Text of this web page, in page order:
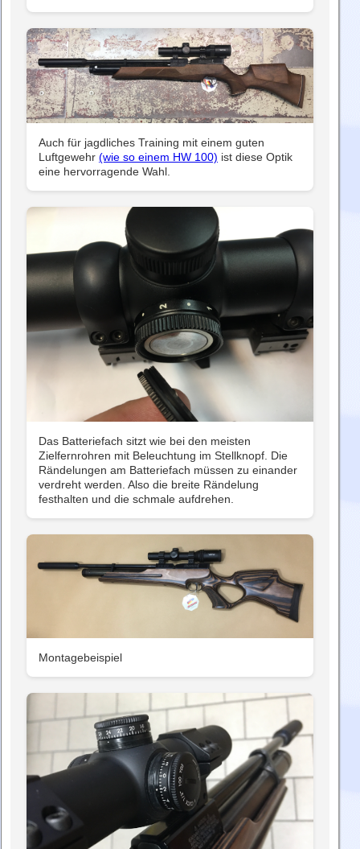
Auch für jagdliches Training mit einem guten
Luftgewehr (wie so einem HW 100) ist diese Optik
eine hervorragende Wahl.
Das Batteriefach sitzt wie bei den meisten
Zielfernrohren mit Beleuchtung im Stellknopf. Die
Rändelungen am Batteriefach müssen zu einander
verdreht werden. Also die breite Rändelung
festhalten und die schmale aufdrehen.
Montagebeispiel